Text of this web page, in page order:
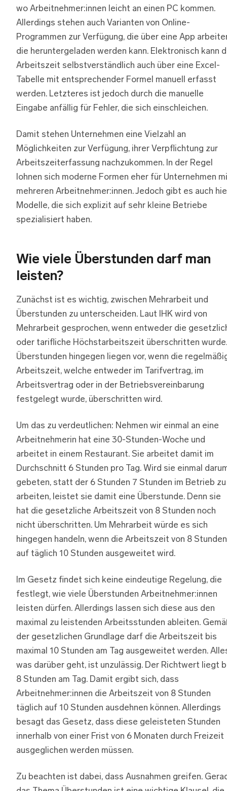
wo Arbeitnehmer:innen leicht an einen PC kommen.
Allerdings stehen auch Varianten von Online-
Programmen zur Verfügung, die über eine App
die heruntergeladen werden kann. Elektronisch kann
Arbeitszeit selbstverständlich auch über eine Excel-
Tabelle mit entsprechender Formel manuell erfasst
werden. Letzteres ist jedoch durch die manuelle
Eingabe anfällig für Fehler, die sich einschleichen.
Damit stehen Unternehmen eine Vielzahl an
Möglichkeiten zur Verfügung, ihrer Verpflichtung zur
Arbeitszeiterfassung nachzukommen. In der Regel
lohnen sich moderne Formen eher für Unternehmen
mehreren Arbeitnehmer:innen. Jedoch gibt es auch
Modelle, die sich explizit auf sehr kleine Betriebe
spezialisiert haben.
Wie viele Überstunden darf man
leisten?
Zunächst ist es wichtig, zwischen Mehrarbeit und
Überstunden zu unterscheiden. Laut IHK wird von
Mehrarbeit gesprochen, wenn entweder die
oder tarifliche Höchstarbeitszeit überschritten wurde.
Überstunden hingegen liegen vor, wenn die
Arbeitszeit, welche entweder im Tarifvertrag, im
Arbeitsvertrag oder in der Betriebsvereinbarung
festgelegt wurde, überschritten wird.
Um das zu verdeutlichen: Nehmen wir einmal an eine
Arbeitnehmerin hat eine 30-Stunden-Woche und
arbeitet in einem Restaurant. Sie arbeitet damit im
Durchschnitt 6 Stunden pro Tag. Wird sie einmal
gebeten, statt der 6 Stunden 7 Stunden im Betrieb zu
arbeiten, leistet sie damit eine Überstunde. Denn sie
hat die gesetzliche Arbeitszeit von 8 Stunden noch
nicht überschritten. Um Mehrarbeit würde es sich
hingegen handeln, wenn die Arbeitszeit von 8 Stunden
auf täglich 10 Stunden ausgeweitet wird.
Im Gesetz findet sich keine eindeutige Regelung, die
festlegt, wie viele Überstunden Arbeitnehmer:innen
leisten dürfen. Allerdings lassen sich diese aus den
maximal zu leistenden Arbeitsstunden ableiten.
der gesetzlichen Grundlage darf die Arbeitszeit bis
maximal 10 Stunden am Tag ausgeweitet werden.
was darüber geht, ist unzulässig. Der Richtwert liegt
8 Stunden am Tag. Damit ergibt sich, dass
Arbeitnehmer:innen die Arbeitszeit von 8 Stunden
täglich auf 10 Stunden ausdehnen können. Allerdings
besagt das Gesetz, dass diese geleisteten Stunden
innerhalb von einer Frist von 6 Monaten durch Freizeit
ausgeglichen werden müssen.
Zu beachten ist dabei, dass Ausnahmen greifen.